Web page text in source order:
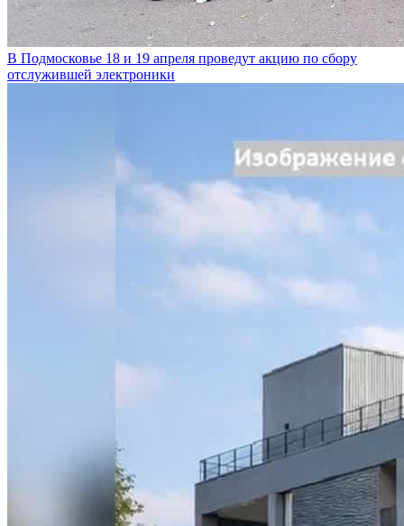
В Подмосковье 18 и 19 апреля проведут акцию по сбору
отслужившей электроники